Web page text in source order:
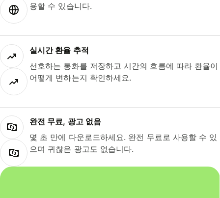
용할 수 있습니다.
실시간 환율 추적
선호하는 통화를 저장하고 시간의 흐름에 따라 환율이
어떻게 변하는지 확인하세요.
완전 무료, 광고 없음
몇 초 만에 다운로드하세요. 완전 무료로 사용할 수 있
으며 귀찮은 광고도 없습니다.